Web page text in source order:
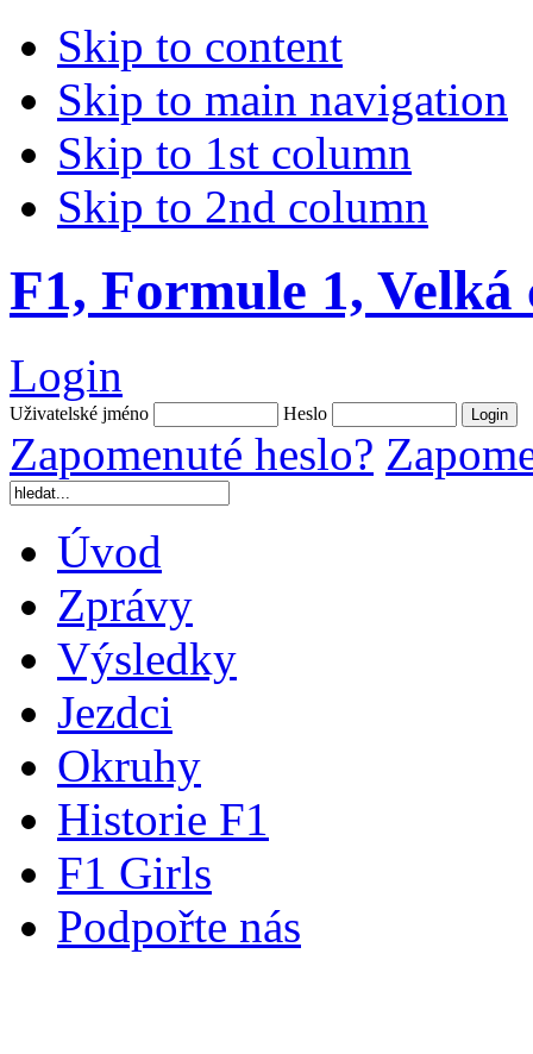
Skip to content
Skip to main navigation
Skip to 1st column
Skip to 2nd column
F1, Formule 1,
Login
Uživatelské jméno Heslo
Zapomenuté heslo?
Úvod
Zprávy
Výsledky
Jezdci
Okruhy
Historie F1
F1 Girls
Podpořte nás